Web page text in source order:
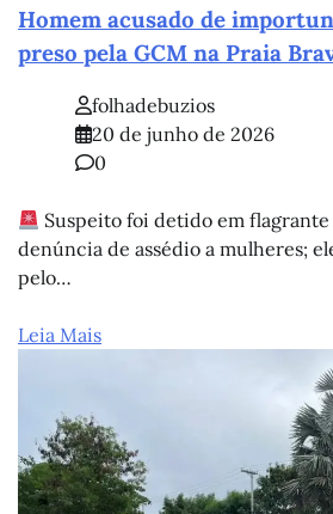
Homem acusado de
preso pela GCM na Praia
folhadebuzios
20 de junho de 2026
0
Suspeito foi detido em flagrante
denúncia de assédio a mulheres;
pelo…
Leia Mais